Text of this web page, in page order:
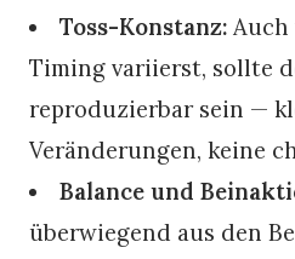
Toss-Konstanz:
Timing variierst, sollte
reproduzierbar sein —
Veränderungen, keine
Balance und
überwiegend aus den